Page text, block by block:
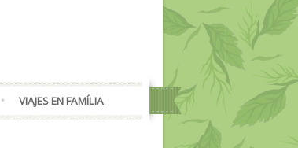
VIAJES EN FAMÍLIA